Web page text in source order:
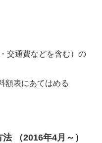
交通費などを含む）の
額表にあてはめる
（2016年4月～）